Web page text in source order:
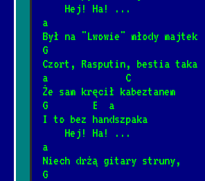
8/2/2026
*
4/12/2025[Jacek Kaczmarski]📺
Śnił mi się rodzinny dom
2/4/2025
Płonie ognisko w lesie
    Hej! Ha! ...
a
Był na "Lwowie" młody majtek
G
Czort, Rasputin, bestia taka
a              C
Że sam kręcił kabeztanem
G        E  a
I to bez handszpaka
    Hej! Ha! ...
a
Niech drżą gitary struny,
G